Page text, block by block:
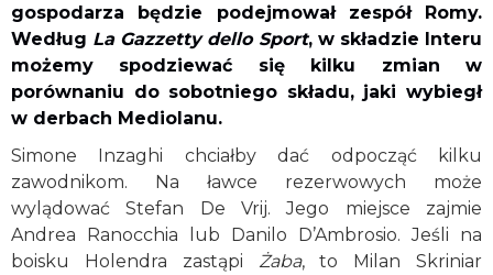
gospodarza będzie podejmował zespół Romy.
Według La Gazzetty dello Sport, w składzie Interu
możemy spodziewać się kilku zmian w
porównaniu do sobotniego składu, jaki wybiegł
w derbach Mediolanu.
Simone Inzaghi chciałby dać odpocząć kilku
zawodnikom. Na ławce rezerwowych może
wylądować Stefan De Vrij. Jego miejsce zajmie
Andrea Ranocchia lub Danilo D’Ambrosio. Jeśli na
boisku Holendra zastąpi Żaba, to Milan Skriniar